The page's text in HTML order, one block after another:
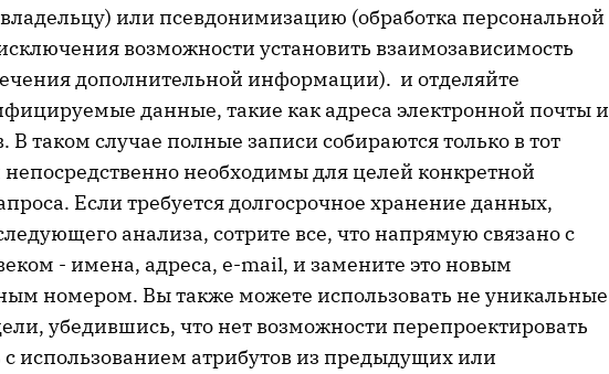
или псевдонимизацию (обработка персональной
возможности установить взаимозависимость
дополнительной информации). и отделяйте
данные, такие как адреса электронной почты и
В таком случае полные записи собираются только в тот
необходимы для целей конкретной
Если требуется долгосрочное хранение данных,
анализа, сотрите все, что напрямую связано с
- имена, адреса, e-mail, и замените это новым
номером. Вы также можете использовать не уникальные
убедившись, что нет возможности перепроектировать
использованием атрибутов из предыдущих или